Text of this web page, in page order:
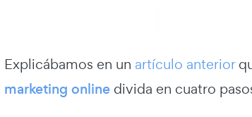
Explicábamos en un artículo anterior
marketing online divida en cuatro